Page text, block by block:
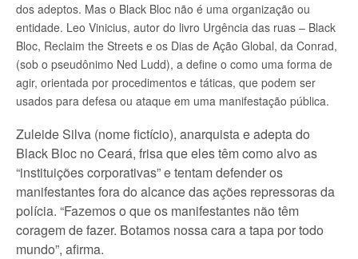
dos adeptos. Mas o Black Bloc não é uma organização ou
entidade. Leo Vinicius, autor do livro Urgência das ruas – Black
Bloc, Reclaim the Streets e os Dias de Ação Global, da Conrad,
(sob o pseudônimo Ned Ludd), a define o como uma forma de
agir, orientada por procedimentos e táticas, que podem ser
usados para defesa ou ataque em uma manifestação pública.
Zuleide Silva (nome fictício), anarquista e adepta do
Black Bloc no Ceará, frisa que eles têm como alvo as
“instituições corporativas” e tentam defender os
manifestantes fora do alcance das ações repressoras da
polícia. “Fazemos o que os manifestantes não têm
coragem de fazer. Botamos nossa cara a tapa por todo
mundo”, afirma.